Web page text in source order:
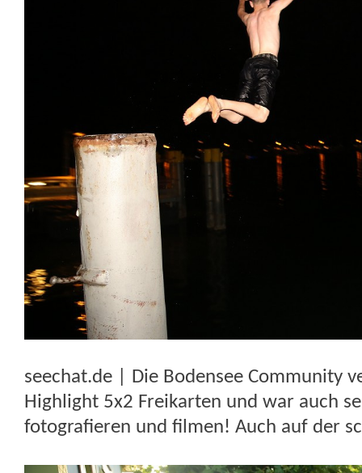
seechat.de | Die Bodensee Community
Highlight 5x2 Freikarten und war auch
fotografieren und filmen! Auch auf der